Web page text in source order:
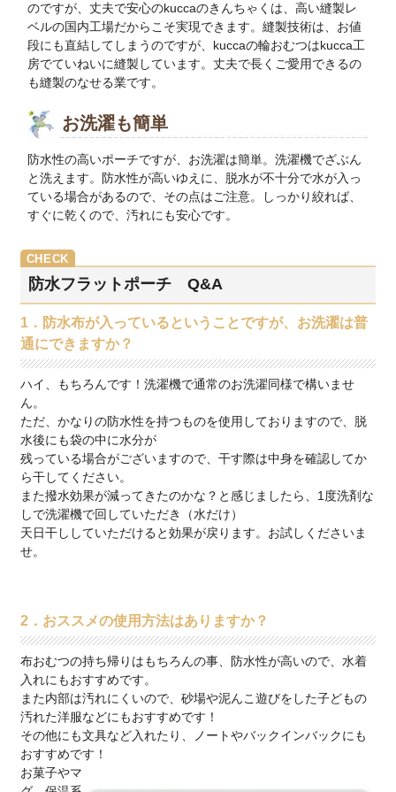
のですが、丈夫で安心のkuccaのきんちゃくは、高い縫製レ
ベルの国内工場だからこそ実現できます。縫製技術は、お値
段にも直結してしまうのですが、kuccaの輪おむつはkucca工
房でていねいに縫製しています。丈夫で長くご愛用できるの
も縫製のなせる業です。
お洗濯も簡単
防水性の高いポーチですが、お洗濯は簡単。洗濯機でざぶん
と洗えます。防水性が高いゆえに、脱水が不十分で水が入っ
ている場合があるので、その点はご注意。しっかり絞れば、
すぐに乾くので、汚れにも安心です。
防水フラットポーチ Q&A
1．防水布が入っているということですが、お洗濯は普
通にできますか？
ハイ、もちろんです！洗濯機で通常のお洗濯同様で構いませ
ん。
ただ、かなりの防水性を持つものを使用しておりますので、脱
水後にも袋の中に水分が
残っている場合がございますので、干す際は中身を確認してか
ら干してください。
また撥水効果が減ってきたのかな？と感じましたら、1度洗剤な
しで洗濯機で回していただき（水だけ）
天日干ししていただけると効果が戻ります。お試しくださいま
せ。
2．おススメの使用方法はありますか？
布おむつの持ち帰りはもちろんの事、防水性が高いので、水着
入れにもおすすめです。
また内部は汚れにくいので、砂場や泥んこ遊びをした子どもの
汚れた洋服などにもおすすめです！
その他にも文具など入れたり、ノートやバックインバックにも
おすすめです！
お菓子やマ